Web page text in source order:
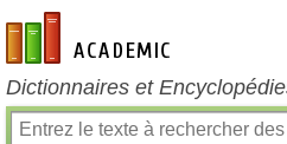
fr-academic.com
Dictionnaires et